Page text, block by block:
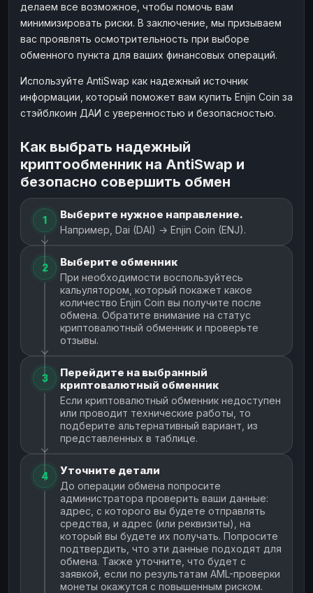
делаем все возможное, чтобы помочь вам
минимизировать риски. В заключение, мы призываем
вас проявлять осмотрительность при выборе
обменного пункта для ваших финансовых операций.
Используйте AntiSwap как надежный источник
информации, который поможет вам купить Enjin Coin за
стэйблкоин ДАИ с уверенностью и безопасностью.
Как выбрать надежный
криптообменник на AntiSwap и
безопасно совершить обмен
1 Выберите нужное направление.
Например, Dai (DAI) → Enjin Coin (ENJ).
2 Выберите обменник
При необходимости воспользуйтесь
кальулятором, который покажет какое
количество Enjin Coin вы получите после
обмена. Обратите внимание на статус
криптовалютный обменник и проверьте
отзывы.
3
Перейдите на выбранный
криптовалютный обменник
Если криптовалютный обменник недоступен
или проводит технические работы, то
подберите альтернативный вариант, из
представленных в таблице.
4 Уточните детали
До операции обмена попросите
администратора проверить ваши данные:
адрес, с которого вы будете отправлять
средства, и адрес (или реквизиты), на
который вы будете их получать. Попросите
подтвердить, что эти данные подходят для
обмена. Также уточните, что будет с
заявкой, если по результатам AML-проверки
монеты окажутся с повышенным риском.